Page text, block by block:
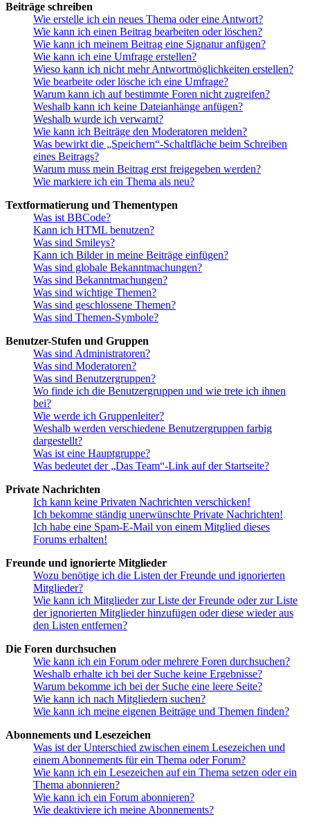
Beiträge schreiben
Wie erstelle ich ein neues Thema oder eine Antwort?
Wie kann ich einen Beitrag bearbeiten oder löschen?
Wie kann ich meinem Beitrag eine Signatur anfügen?
Wie kann ich eine Umfrage erstellen?
Wieso kann ich nicht mehr Antwortmöglichkeiten erstellen?
Wie bearbeite oder lösche ich eine Umfrage?
Warum kann ich auf bestimmte Foren nicht zugreifen?
Weshalb kann ich keine Dateianhänge anfügen?
Weshalb wurde ich verwarnt?
Wie kann ich Beiträge den Moderatoren melden?
Was bewirkt die „Speichern“-Schaltfläche beim Schreiben
eines Beitrags?
Warum muss mein Beitrag erst freigegeben werden?
Wie markiere ich ein Thema als neu?
Textformatierung und Thementypen
Was ist BBCode?
Kann ich HTML benutzen?
Was sind Smileys?
Kann ich Bilder in meine Beiträge einfügen?
Was sind globale Bekanntmachungen?
Was sind Bekanntmachungen?
Was sind wichtige Themen?
Was sind geschlossene Themen?
Was sind Themen-Symbole?
Benutzer-Stufen und Gruppen
Was sind Administratoren?
Was sind Moderatoren?
Was sind Benutzergruppen?
Wo finde ich die Benutzergruppen und wie trete ich ihnen
bei?
Wie werde ich Gruppenleiter?
Weshalb werden verschiedene Benutzergruppen farbig
dargestellt?
Was ist eine Hauptgruppe?
Was bedeutet der „Das Team“-Link auf der Startseite?
Private Nachrichten
Ich kann keine Privaten Nachrichten verschicken!
Ich bekomme ständig unerwünschte Private Nachrichten!
Ich habe eine Spam-E-Mail von einem Mitglied dieses
Forums erhalten!
Freunde und ignorierte Mitglieder
Wozu benötige ich die Listen der Freunde und ignorierten
Mitglieder?
Wie kann ich Mitglieder zur Liste der Freunde oder zur Liste
der ignorierten Mitglieder hinzufügen oder diese wieder aus
den Listen entfernen?
Die Foren durchsuchen
Wie kann ich ein Forum oder mehrere Foren durchsuchen?
Weshalb erhalte ich bei der Suche keine Ergebnisse?
Warum bekomme ich bei der Suche eine leere Seite?
Wie kann ich nach Mitgliedern suchen?
Wie kann ich meine eigenen Beiträge und Themen finden?
Abonnements und Lesezeichen
Was ist der Unterschied zwischen einem Lesezeichen und
einem Abonnements für ein Thema oder Forum?
Wie kann ich ein Lesezeichen auf ein Thema setzen oder ein
Thema abonnieren?
Wie kann ich ein Forum abonnieren?
Wie deaktiviere ich meine Abonnements?